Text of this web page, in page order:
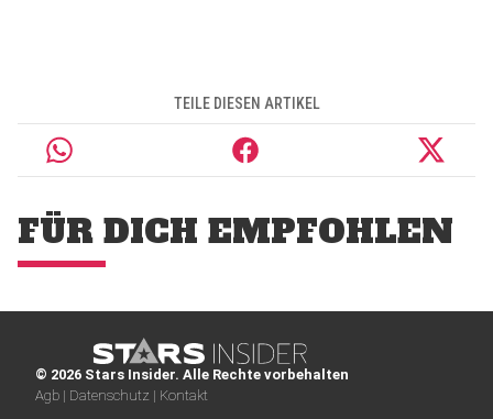
TEILE DIESEN ARTIKEL
FÜR DICH EMPFOHLEN
© 2026 Stars Insider. Alle Rechte vorbehalten
Agb | Datenschutz | Kontakt